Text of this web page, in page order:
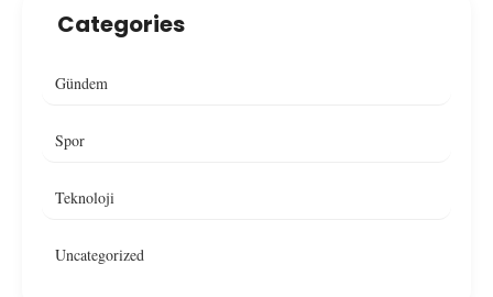
Categories
Gündem
Spor
Teknoloji
Uncategorized